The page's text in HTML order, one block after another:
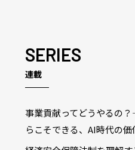
SERIES
連載
事業貢献ってどうやるの
らこそできる、AI時代の価